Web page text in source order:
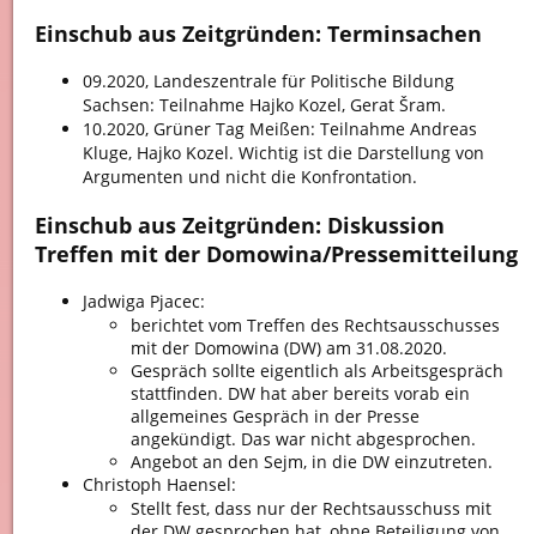
Einschub aus Zeitgründen: Terminsachen
09.2020, Landeszentrale für Politische Bildung
Sachsen: Teilnahme Hajko Kozel, Gerat Šram.
10.2020, Grüner Tag Meißen: Teilnahme Andreas
Kluge, Hajko Kozel. Wichtig ist die Darstellung von
Argumenten und nicht die Konfrontation.
Einschub aus Zeitgründen: Diskussion
Treffen mit der Domowina/Pressemitteilung
Jadwiga Pjacec:
berichtet vom Treffen des Rechtsausschusses
mit der Domowina (DW) am 31.08.2020.
Gespräch sollte eigentlich als Arbeitsgespräch
stattfinden. DW hat aber bereits vorab ein
allgemeines Gespräch in der Presse
angekündigt. Das war nicht abgesprochen.
Angebot an den Sejm, in die DW einzutreten.
Christoph Haensel:
Stellt fest, dass nur der Rechtsausschuss mit